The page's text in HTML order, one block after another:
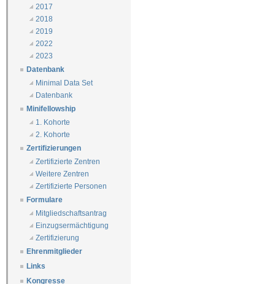
2017
2018
2019
2022
2023
Datenbank
Minimal Data Set
Datenbank
Minifellowship
1. Kohorte
2. Kohorte
Zertifizierungen
Zertifizierte Zentren
Weitere Zentren
Zertifizierte Personen
Formulare
Mitgliedschaftsantrag
Einzugsermächtigung
Zertifizierung
Ehrenmitglieder
Links
Kongresse